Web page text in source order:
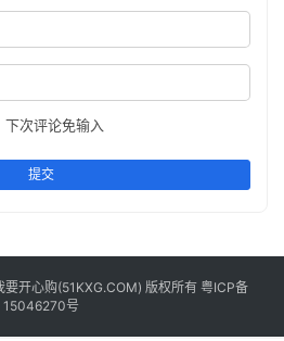
次评论免输入
提交
开心购(51KXG.COM) 版权所有 粤ICP备
15046270号